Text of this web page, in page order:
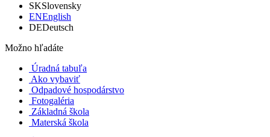
SKSlovensky
ENEnglish
DEDeutsch
Možno hľadáte
Úradná tabuľa
Ako vybaviť
Odpadové hospodárstvo
Fotogaléria
Základná škola
Materská škola